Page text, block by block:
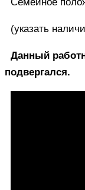
(указать
Данный
подвергался.